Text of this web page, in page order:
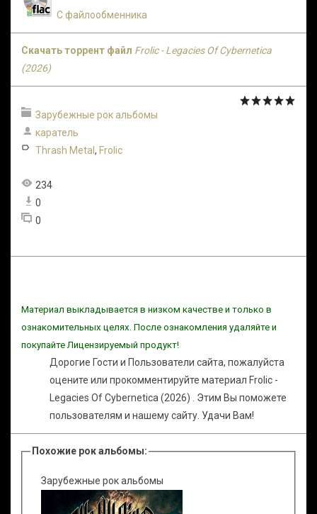
С файлообменника
Скачать торрент файл Frolic - Legacies Of Cybernetica
(2026)
Зарубежные рок альбомы
каратель
Thrash Metal , Frolic
234
0
0
Материал выкладывается в низком качестве и только в
ознакомительных целях. После ознакомления удаляйте и
покупайте Лицензируемый продукт!
Дорогие Гости и Пользователи сайта, пожалуйста
оцените или прокомментируйте материал Frolic -
Legacies Of Cybernetica (2026) . Этим Вы поможете
пользователям и нашему сайту. Удачи Вам!
Похожие рок альбомы:
Зарубежные рок альбомы